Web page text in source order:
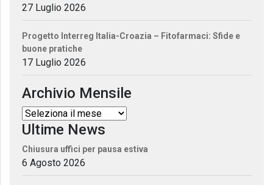
27 Luglio 2026
Progetto Interreg Italia-Croazia – Fitofarmaci: Sfide e
buone pratiche
17 Luglio 2026
Archivio Mensile
Ultime News
Chiusura uffici per pausa estiva
6 Agosto 2026